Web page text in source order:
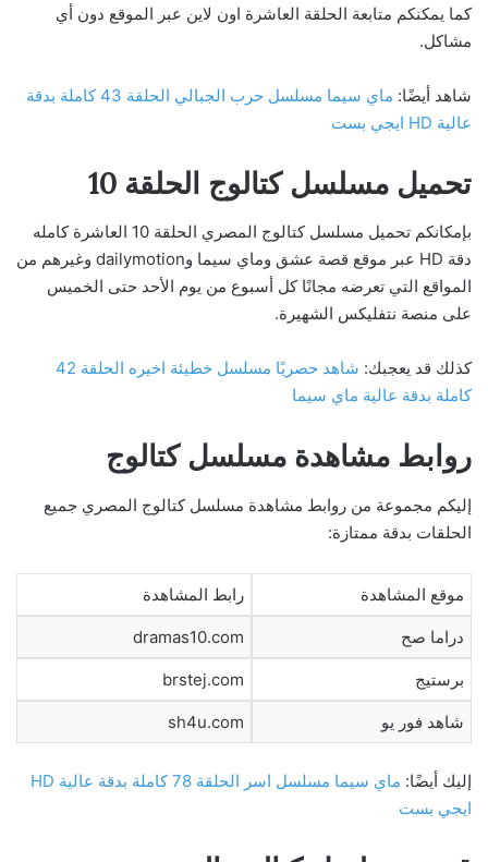
كما يمكنكم متابعة الحلقة العاشرة اون لاين عبر الموقع دون أي
مشاكل.
شاهد أيضًا:
ماي سيما مسلسل حرب الجبالي الحلقة 43 كاملة بدقة
عالية HD ايجي بست
تحميل مسلسل كتالوج الحلقة 10
بإمكانكم تحميل مسلسل كتالوج المصري الحلقة 10 العاشرة كامله
دقة HD عبر موقع قصة عشق وماي سيما وdailymotion وغيرهم من
المواقع التي تعرضه مجانًا كل أسبوع من يوم الأحد حتى الخميس
على منصة نتفليكس الشهيرة.
كذلك قد يعجبك:
شاهد حصريًا مسلسل خطيئة اخيره الحلقة 42
كاملة بدقة عالية ماي سيما
روابط مشاهدة مسلسل كتالوج
إليكم مجموعة من روابط مشاهدة مسلسل كتالوج المصري جميع
الحلقات بدقة ممتازة:
موقع المشاهدة رابط المشاهدة
دراما صح dramas10.com
برستيج brstej.com
شاهد فور يو sh4u.com
إليك أيضًا:
ماي سيما مسلسل اسر الحلقة 78 كاملة بدقة عالية HD
ايجي بست